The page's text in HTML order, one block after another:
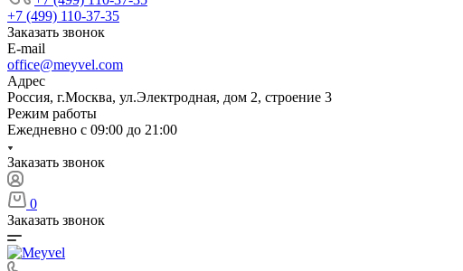
+7 (499) 110-37-35
Заказать звонок
E-mail
office@meyvel.com
Адрес
Россия, г.Москва, ул.Электродная, дом 2, строение 3
Режим работы
Ежедневно с 09:00 до 21:00
Заказать звонок
0
Заказать звонок